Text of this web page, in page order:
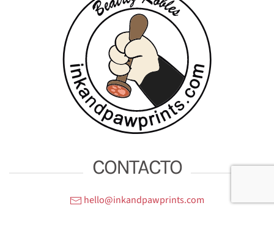
CONTACTO
hello@inkandpawprints.com